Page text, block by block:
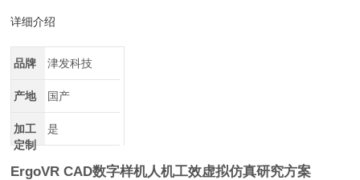
详细介绍
品牌 津发科技
产地 国产
加工
定制
是
ErgoVR CAD数字样机人机工效虚拟仿真研究方案